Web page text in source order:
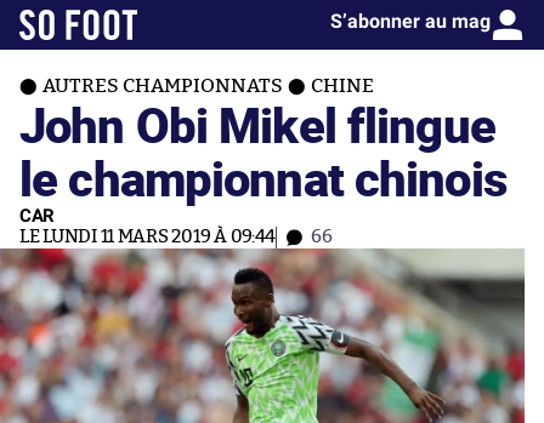
S’abonner au mag
AUTRES CHAMPIONNATS CHINE
John Obi Mikel flingue
le championnat chinois
CAR
LE LUNDI 11 MARS 2019 À 09:44 66